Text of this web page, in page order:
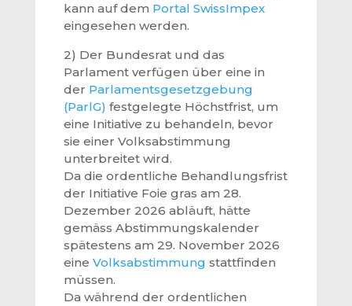
kann auf dem Portal SwissImpex
eingesehen werden.
2) Der Bundesrat und das
Parlament verfügen über eine in
der Parlamentsgesetzgebung
(ParlG) festgelegte Höchstfrist, um
eine Initiative zu behandeln, bevor
sie einer Volksabstimmung
unterbreitet wird.
Da die ordentliche Behandlungsfrist
der Initiative Foie gras am 28.
Dezember 2026 abläuft, hätte
gemäss Abstimmungskalender
spätestens am 29. November 2026
eine Volksabstimmung stattfinden
müssen.
Da während der ordentlichen